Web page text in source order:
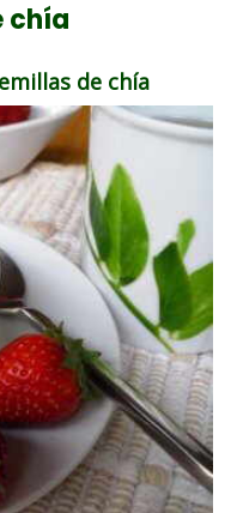
chía
de chía